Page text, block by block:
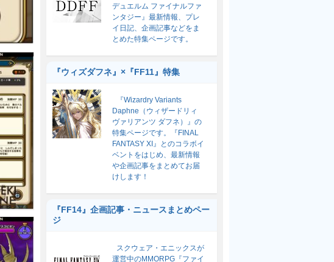
デュエルム ファイナルファ
ンタジー』最新情報、プレ
イ日記、企画記事などをま
とめた特集ページです。
『ウィズダフネ』×『FF11』特集
『Wizardry Variants
Daphne（ウィザードリィ
ヴァリアンツ ダフネ）』の
特集ページです。『FINAL
FANTASY XI』とのコラボイ
ベントをはじめ、最新情報
や企画記事をまとめてお届
けします！
『FF14』企画記事・ニュースまとめペー
ジ
スクウェア・エニックスが
運営中のMMORPG『ファイ